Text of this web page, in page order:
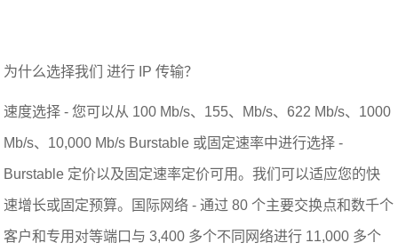
为什么选择我们 进行 IP 传输？
速度选择 - 您可以从 100 Mb/s、155、Mb/s、622 Mb/s、1000
Mb/s、10,000 Mb/s Burstable 或固定速率中进行选择 -
Burstable 定价以及固定速率定价可用。我们可以适应您的快
速增长或固定预算。国际网络 - 通过 80 个主要交换点和数千个
客户和专用对等端口与 3,400 多个不同网络进行 11,000 多个